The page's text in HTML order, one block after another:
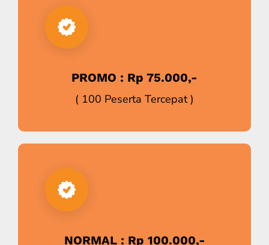
PROMO : Rp 75.000,-
( 100 Peserta Tercepat )
NORMAL : Rp 100.000,-